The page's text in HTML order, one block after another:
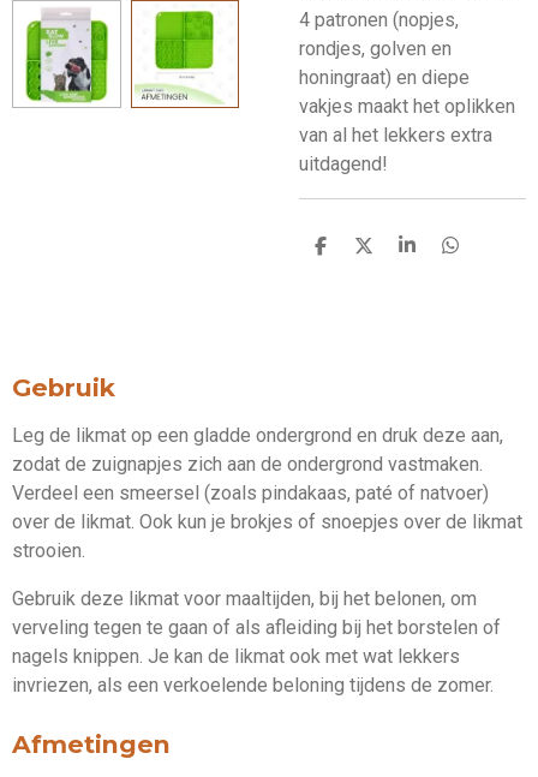
4 patronen (nopjes,
rondjes, golven en
honingraat) en diepe
vakjes maakt het oplikken
van al het lekkers extra
uitdagend!
D
D
S
D
Gebruik
Leg de likmat op een gladde ondergrond en druk deze aan,
zodat de zuignapjes zich aan de ondergrond vastmaken.
Verdeel een smeersel (zoals pindakaas, paté of natvoer)
over de likmat. Ook kun je brokjes of snoepjes over de likmat
strooien.
Gebruik deze likmat voor maaltijden, bij het belonen, om
verveling tegen te gaan of als afleiding bij het borstelen of
nagels knippen. Je kan de likmat ook met wat lekkers
invriezen, als een verkoelende beloning tijdens de zomer.
Afmetingen